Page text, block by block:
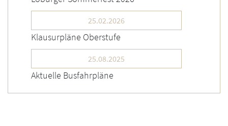
25.02.2026
Klausurpläne Oberstufe
25.08.2025
Aktuelle Busfahrpläne